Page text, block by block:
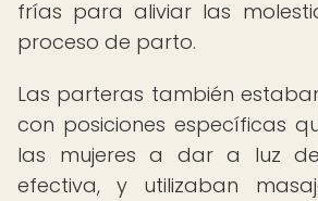
frías para aliviar las
proceso de parto.
Las parteras también
con posiciones específicas
las mujeres a dar a luz
efectiva, y utilizaban